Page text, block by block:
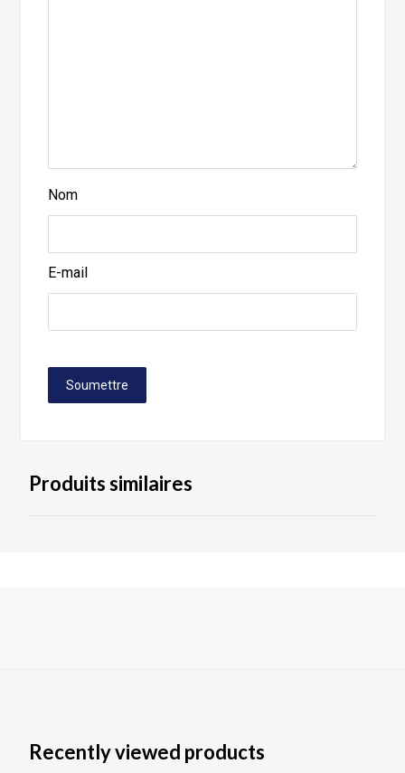
Nom
E-mail
Produits similaires
Recently viewed products